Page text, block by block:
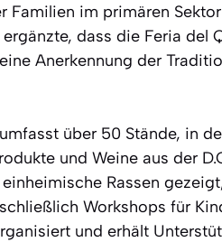
Familien im primären
dass die Feria
Anerkennung der
über 50 Stände, in
und Weine aus der
Rassen
Workshops für
und erhält